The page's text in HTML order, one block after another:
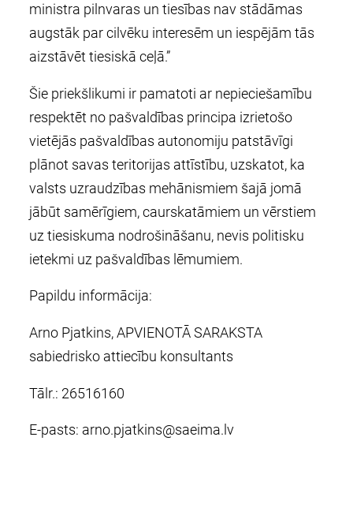
ministra pilnvaras un tiesības nav stādāmas
augstāk par cilvēku interesēm un iespējām tās
aizstāvēt tiesiskā ceļā.”
Šie priekšlikumi ir pamatoti ar nepieciešamību
respektēt no pašvaldības principa izrietošo
vietējās pašvaldības autonomiju patstāvīgi
plānot savas teritorijas attīstību, uzskatot, ka
valsts uzraudzības mehānismiem šajā jomā
jābūt samērīgiem, caurskatāmiem un vērstiem
uz tiesiskuma nodrošināšanu, nevis politisku
ietekmi uz pašvaldības lēmumiem.
Papildu informācija:
Arno Pjatkins, APVIENOTĀ SARAKSTA
sabiedrisko attiecību konsultants
Tālr.: 26516160
E-pasts: arno.pjatkins@saeima.lv